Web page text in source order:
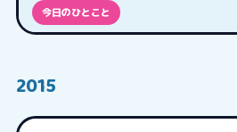
今日のひとこと
2015